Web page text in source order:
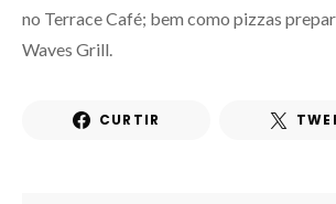
no Terrace Café; bem como pizzas
Waves Grill.
CURTIR